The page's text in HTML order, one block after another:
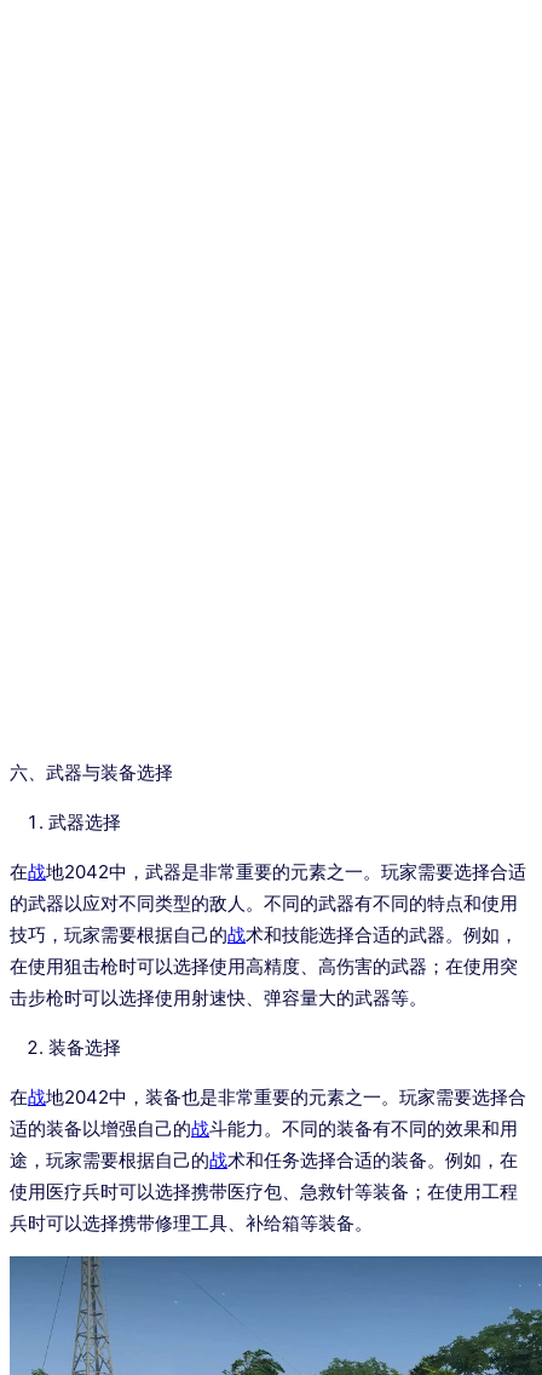
六、武器与装备选择
武器选择
在战地2042中，武器是非常重要的元素之一。玩家需要选择合适
的武器以应对不同类型的敌人。不同的武器有不同的特点和使用
技巧，玩家需要根据自己的战术和技能选择合适的武器。例如，
在使用狙击枪时可以选择使用高精度、高伤害的武器；在使用突
击步枪时可以选择使用射速快、弹容量大的武器等。
装备选择
在战地2042中，装备也是非常重要的元素之一。玩家需要选择合
适的装备以增强自己的战斗能力。不同的装备有不同的效果和用
途，玩家需要根据自己的战术和任务选择合适的装备。例如，在
使用医疗兵时可以选择携带医疗包、急救针等装备；在使用工程
兵时可以选择携带修理工具、补给箱等装备。